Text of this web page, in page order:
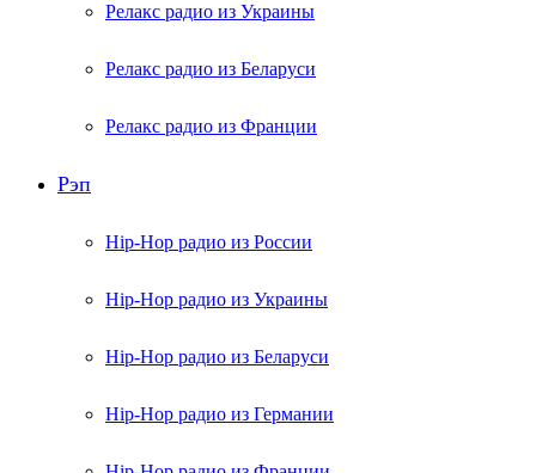
Релакс радио из Украины
Релакс радио из Беларуси
Релакс радио из Франции
Рэп
Hip-Hop радио из России
Hip-Hop радио из Украины
Hip-Hop радио из Беларуси
Hip-Hop радио из Германии